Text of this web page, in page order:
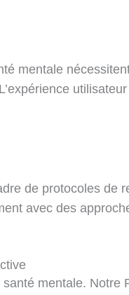
mentale
de protocoles
avec des
mentale.